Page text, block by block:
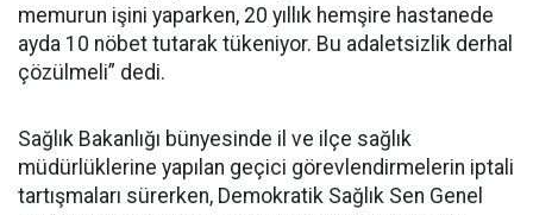
memurun işini yaparken, 20 yıllık hemşire hastanede
ayda 10 nöbet tutarak tükeniyor. Bu adaletsizlik derhal
çözülmeli” dedi.
Sağlık Bakanlığı bünyesinde il ve ilçe sağlık
müdürlüklerine yapılan geçici görevlendirmelerin iptali
tartışmaları sürerken, Demokratik Sağlık Sen Genel